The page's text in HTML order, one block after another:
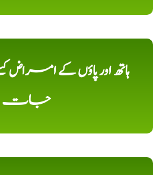
ہاتھ اور پاؤں کے امراض
جات